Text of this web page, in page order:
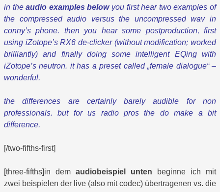
in theaudio examples belowyou first hear two examples of
the compressed audio versus the uncompressed wav in
conny’s phone. then you hear some postproduction, first
using iZotope’s RX6 de-clicker (without modification; worked
brilliantly) and finally doing some intelligent EQing with
iZotope’s neutron. it has a preset called „female dialogue“ –
wonderful.
the differences are certainly barely audible for non
professionals. but for us radio pros the do make a bit
difference.
[/two-fifths-first]
[three-fifths]in dem audiobeispiel unten beginne ich mit
zwei beispielen der live (also mit codec) übertragenen vs. die